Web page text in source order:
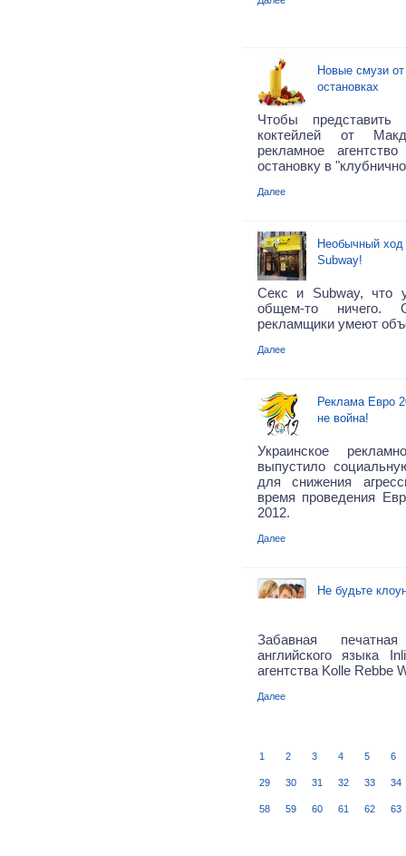
Новые смузи
остановках
Чтобы представить
коктейлей от
рекламное
остановку в
Далее
Необычный
Subway!
Секс и Subway, что
общем-то ничего.
рекламщики умеют
Далее
Реклама Евро
не война!
Украинское
выпустило
для снижения
время проведения
2012.
Далее
Не будьте
Забавная
английского языка
агентства Kolle Rebbe
Далее
1 2 3 4 5 6
29 30 31 32 33 34
58 59 60 61 62 63